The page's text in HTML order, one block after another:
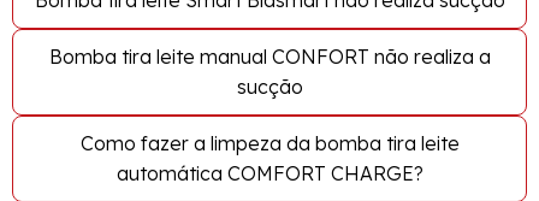
Bomba tira leite manual CONFORT não realiza a
sucção
Como fazer a limpeza da bomba tira leite
automática COMFORT CHARGE?